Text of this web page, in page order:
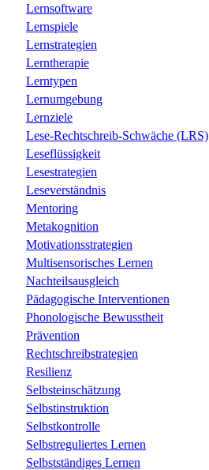
Lernsoftware
Lernspiele
Lernstrategien
Lerntherapie
Lerntypen
Lernumgebung
Lernziele
Lese-Rechtschreib-Schwäche (LRS)
Leseflüssigkeit
Lesestrategien
Leseverständnis
Mentoring
Metakognition
Motivationsstrategien
Multisensorisches Lernen
Nachteilsausgleich
Pädagogische Interventionen
Phonologische Bewusstheit
Prävention
Rechtschreibstrategien
Resilienz
Selbsteinschätzung
Selbstinstruktion
Selbstkontrolle
Selbstreguliertes Lernen
Selbstständiges Lernen